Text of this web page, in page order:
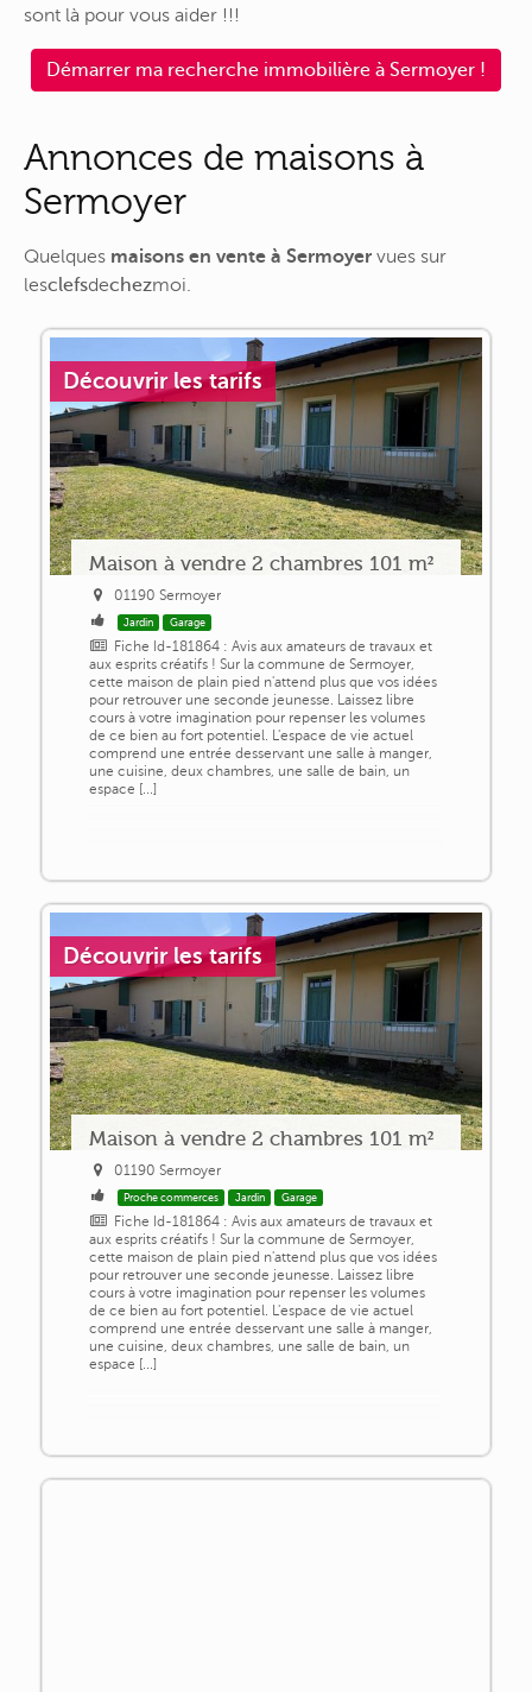
sont là pour vous aider !!!
Démarrer ma recherche immobilière à Sermoyer !
Annonces de maisons à
Sermoyer
Quelques maisons en vente à Sermoyer vues sur
lesclefsdechezmoi.
Découvrir les tarifs
Maison à vendre 2 chambres 101 m²
01190 Sermoyer
Jardin Garage
Fiche Id-181864 : Avis aux amateurs de travaux et
aux esprits créatifs ! Sur la commune de Sermoyer,
cette maison de plain pied n'attend plus que vos idées
pour retrouver une seconde jeunesse. Laissez libre
cours à votre imagination pour repenser les volumes
de ce bien au fort potentiel. L'espace de vie actuel
comprend une entrée desservant une salle à manger,
une cuisine, deux chambres, une salle de bain, un
espace [...]
Découvrir les tarifs
Maison à vendre 2 chambres 101 m²
01190 Sermoyer
Proche commerces Jardin Garage
Fiche Id-181864 : Avis aux amateurs de travaux et
aux esprits créatifs ! Sur la commune de Sermoyer,
cette maison de plain pied n'attend plus que vos idées
pour retrouver une seconde jeunesse. Laissez libre
cours à votre imagination pour repenser les volumes
de ce bien au fort potentiel. L'espace de vie actuel
comprend une entrée desservant une salle à manger,
une cuisine, deux chambres, une salle de bain, un
espace [...]